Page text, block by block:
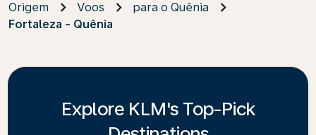
Origem Voos
para o Quênia
Fortaleza - Quênia
Explore KLM's Top-Pick